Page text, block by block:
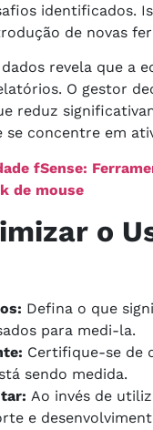
identificados.
de novas
revela que a
O gestor
reduz
concentre em
fSense:
de mouse
o
Defina o que
para medi-la.
Certifique-se de
sendo medida.
Ao invés de
e